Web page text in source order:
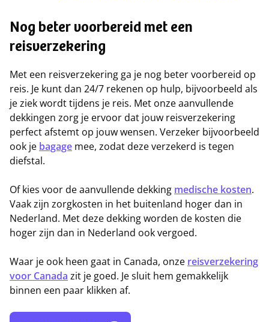
Nog beter voorbereid met een
reisverzekering
Met een reisverzekering ga je nog beter voorbereid op
reis. Je kunt dan 24/7 rekenen op hulp, bijvoorbeeld als
je ziek wordt tijdens je reis. Met onze aanvullende
dekkingen zorg je ervoor dat jouw reisverzekering
perfect afstemt op jouw wensen. Verzeker bijvoorbeeld
ook je bagage mee, zodat deze verzekerd is tegen
diefstal.
Of kies voor de aanvullende dekking medische kosten.
Vaak zijn zorgkosten in het buitenland hoger dan in
Nederland. Met deze dekking worden de kosten die
hoger zijn dan in Nederland ook vergoed.
Waar je ook heen gaat in Canada, onze reisverzekering
voor Canada zit je goed. Je sluit hem gemakkelijk
binnen een paar klikken af.